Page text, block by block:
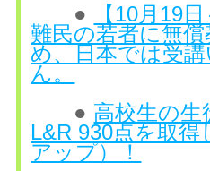
●
【10月19
難民の若者に無
め、日本では受
ん。
● 高校生の
L&R 930点を取得
アップ）！